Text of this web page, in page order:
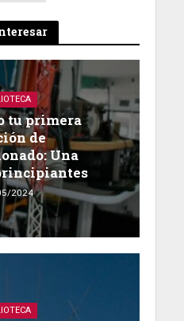
tu primera
de
Una
2024